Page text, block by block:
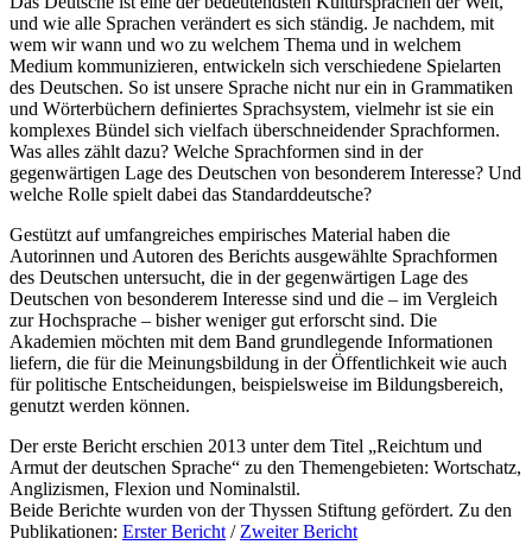
und wie alle Sprachen verändert es sich ständig. Je nachdem, mit
wem wir wann und wo zu welchem Thema und in welchem
Medium kommunizieren, entwickeln sich verschiedene Spielarten
des Deutschen. So ist unsere Sprache nicht nur ein in Grammatiken
und Wörterbüchern definiertes Sprachsystem, vielmehr ist sie ein
komplexes Bündel sich vielfach überschneidender Sprachformen.
Was alles zählt dazu? Welche Sprachformen sind in der
gegenwärtigen Lage des Deutschen von besonderem Interesse? Und
welche Rolle spielt dabei das Standarddeutsche?
Gestützt auf umfangreiches empirisches Material haben die
Autorinnen und Autoren des Berichts ausgewählte Sprachformen
des Deutschen untersucht, die in der gegenwärtigen Lage des
Deutschen von besonderem Interesse sind und die – im Vergleich
zur Hochsprache – bisher weniger gut erforscht sind. Die
Akademien möchten mit dem Band grundlegende Informationen
liefern, die für die Meinungsbildung in der Öffentlichkeit wie auch
für politische Entscheidungen, beispielsweise im Bildungsbereich,
genutzt werden können.
Der erste Bericht erschien 2013 unter dem Titel „Reichtum und
Armut der deutschen Sprache“ zu den Themengebieten: Wortschatz,
Anglizismen, Flexion und Nominalstil.
Beide Berichte wurden von der Thyssen Stiftung gefördert. Zu den
Publikationen: Erster Bericht / Zweiter Bericht